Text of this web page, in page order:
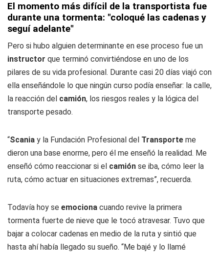
El momento más difícil de la transportista fue
durante una tormenta: "coloqué las cadenas y
seguí adelante"
Pero si hubo alguien determinante en ese proceso fue un
instructor que terminó convirtiéndose en uno de los
pilares de su vida profesional. Durante casi 20 días viajó con
ella enseñándole lo que ningún curso podía enseñar: la calle,
la reacción del camión, los riesgos reales y la lógica del
transporte pesado.
“Scania y la Fundación Profesional del Transporte me
dieron una base enorme, pero él me enseñó la realidad. Me
enseñó cómo reaccionar si el camión se iba, cómo leer la
ruta, cómo actuar en situaciones extremas”, recuerda.
Todavía hoy se emociona cuando revive la primera
tormenta fuerte de nieve que le tocó atravesar. Tuvo que
bajar a colocar cadenas en medio de la ruta y sintió que
hasta ahí había llegado su sueño. “Me bajé y lo llamé